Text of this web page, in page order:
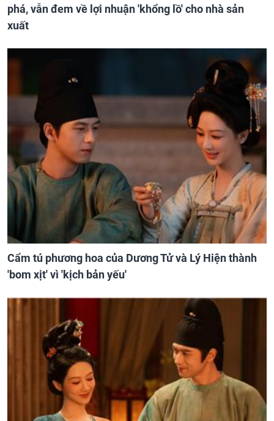
phá, vẫn đem về lợi nhuận 'khổng lồ' cho nhà sản
xuất
Cẩm tú phương hoa của Dương Tử và Lý Hiện thành
'bom xịt' vì 'kịch bản yếu'